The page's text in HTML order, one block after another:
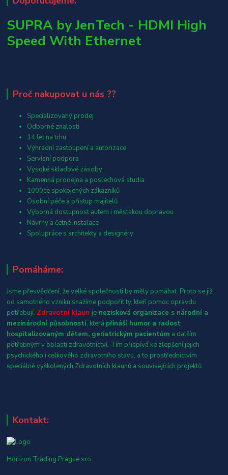
SUPRA by JenTech - HDMI High
Speed With Ethernet
Proč nakupovat u nás ??
Specializovaný prodej
Odborné znalosti
14 let na trhu
Výhradní zastoupení a autorizace
Servisní podpora
Vysoké skladové zásoby
Kamenná prodejna a poslechová studia
1000ce spokojených zákazníků
Osobní péče a přístup majitelů
Výborná dostupnost autem i městskou dopravou
Návrhy a četné instalace
Spolupráce s architekty a designéry
Pomáháme:
Jsme přesvědčení, že velké společnosti by měly pomáhat. Proto se již
od samotného vzniku snažíme podpořit ty, kteří pomoc opravdu
potřebují. Zdravotní klaun je nezisková organizace s národní a
mezinárodní působností, která přináší humor a radost
hospitalizovaným dětem, geriatrickým pacientům a dalším
potřebným v oblasti zdravotnictví. Tím přispívá ke zlepšení jejich
psychického i celkového zdravotního stavu, a to prostřednictvím
speciálně vyškolených Zdravotních klaunů a souvisejících projektů.
Kontakt:
Horizon Trading Prague sro